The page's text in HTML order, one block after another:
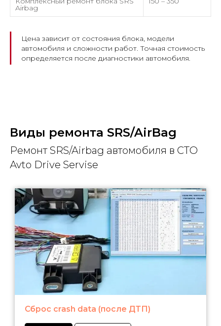
Airbag
Цена зависит от состояния блока, модели
автомобиля и сложности работ. Точная стоимость
определяется после диагностики автомобиля.
Виды ремонта SRS/AirBag
Ремонт SRS/Airbag автомобиля в СТО
Avto Drive Servise
Сброс crash data (после ДТП)